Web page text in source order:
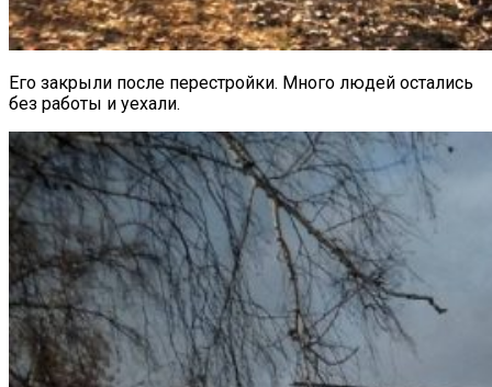
Его закрыли после перестройки. Много людей остались
без работы и уехали.